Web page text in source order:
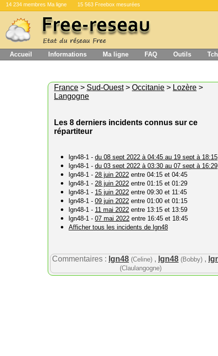
14 234 membres Ma ligne 15 563 Freebox mesurées
Accueil Informations Ma ligne FAQ Outils
France > Sud-Ouest> Occitanie > Lozère >
Langogne
Les 8 derniers incidents connus sur ce
répartiteur
lgn48-1 - du 08 sept 2022 à 04:45 au 19 sept à 18:15
lgn48-1 - du 03 sept 2022 à 03:30 au 07 sept à 16:29
lgn48-1 - 28 juin 2022 entre 04:15 et 04:45
lgn48-1 - 28 juin 2022 entre 01:15 et 01:29
lgn48-1 - 15 juin 2022 entre 09:30 et 11:45
lgn48-1 - 09 juin 2022 entre 01:00 et 01:15
lgn48-1 - 11 mai 2022 entre 13:15 et 13:59
lgn48-1 - 07 mai 2022 entre 16:45 et 18:45
Afficher tous les incidents de lgn48
Commentaires : lgn48 (Celine) , lgn48 (Bobby) ,
(Claulangogne)